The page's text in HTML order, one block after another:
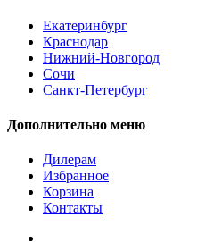
Екатеринбург
Краснодар
Нижний-Новгород
Сочи
Санкт-Петербург
Дополнительно меню
Дилерам
Избранное
Корзина
Контакты